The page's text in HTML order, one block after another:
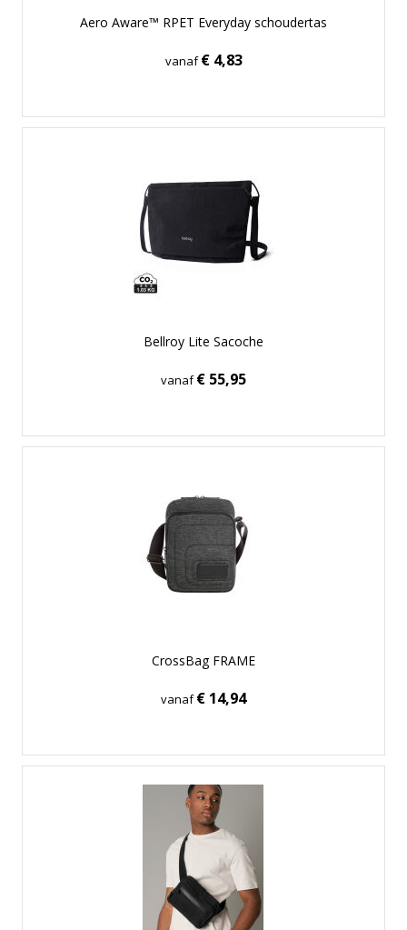
Aero Aware™ RPET Everyday schoudertas
vanaf€ 4,83
Bellroy Lite Sacoche
vanaf€ 55,95
CrossBag FRAME
vanaf€ 14,94